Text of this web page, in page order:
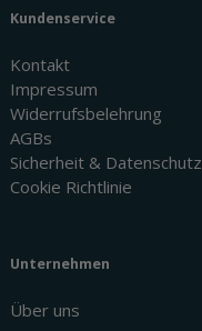
Kundenservice
Kontakt
Impressum
Widerrufsbelehrung
AGBs
Sicherheit & Datenschutz
Cookie Richtlinie
Unternehmen
Über uns